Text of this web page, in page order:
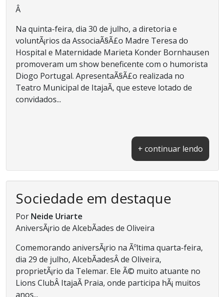
Â
Na quinta-feira, dia 30 de julho, a diretoria e
voluntÃ¡rios da AssociaÃ§Ã£o Madre Teresa do
Hospital e Maternidade Marieta Konder Bornhausen
promoveram um show beneficente com o humorista
Diogo Portugal. ApresentaÃ§Ã£o realizada no
Teatro Municipal de ItajaÃ­, que esteve lotado de
convidados...
+ continuar lendo
Sociedade em destaque
Por Neide Uriarte
AniversÃ¡rio de AlcebÃ­ades de Oliveira
Comemorando aniversÃ¡rio na Ãºltima quarta-feira,
dia 29 de julho, AlcebÃ­adesÂ de Oliveira,
proprietÃ¡rio da Telemar. Ele Ã© muito atuante no
Lions ClubÂ ItajaÃ­ Praia, onde participa hÃ¡ muitos
anos...